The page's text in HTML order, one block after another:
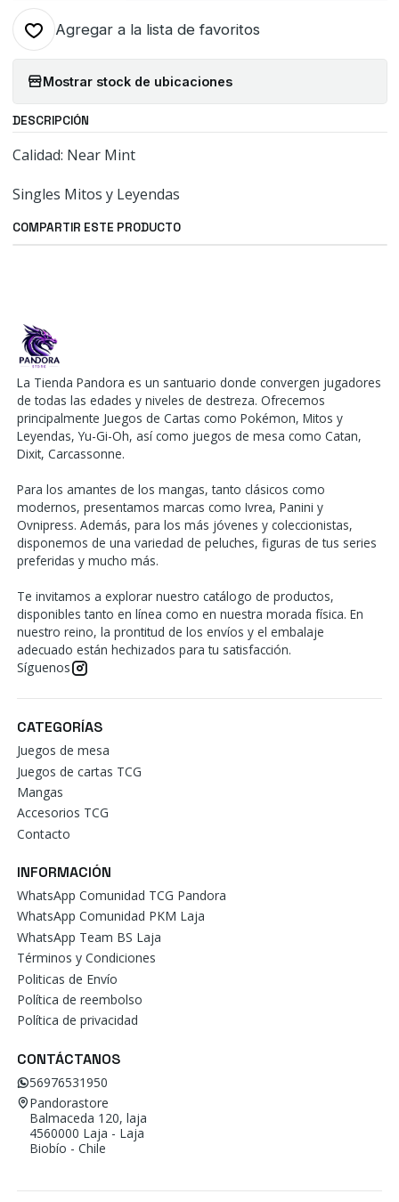
Agregar a la lista de favoritos
Mostrar stock de ubicaciones
DESCRIPCIÓN
Calidad: Near Mint
Singles Mitos y Leyendas
COMPARTIR ESTE PRODUCTO
La Tienda Pandora es un santuario donde convergen jugadores
de todas las edades y niveles de destreza. Ofrecemos
principalmente Juegos de Cartas como Pokémon, Mitos y
Leyendas, Yu-Gi-Oh, así como juegos de mesa como Catan,
Dixit, Carcassonne.
Para los amantes de los mangas, tanto clásicos como
modernos, presentamos marcas como Ivrea, Panini y
Ovnipress. Además, para los más jóvenes y coleccionistas,
disponemos de una variedad de peluches, figuras de tus series
preferidas y mucho más.
Te invitamos a explorar nuestro catálogo de productos,
disponibles tanto en línea como en nuestra morada física. En
nuestro reino, la prontitud de los envíos y el embalaje
adecuado están hechizados para tu satisfacción.
Síguenos
CATEGORÍAS
Juegos de mesa
Juegos de cartas TCG
Mangas
Accesorios TCG
Contacto
INFORMACIÓN
WhatsApp Comunidad TCG Pandora
WhatsApp Comunidad PKM Laja
WhatsApp Team BS Laja
Términos y Condiciones
Politicas de Envío
Política de reembolso
Política de privacidad
CONTÁCTANOS
56976531950
Pandorastore
Balmaceda 120, laja
4560000 Laja - Laja
Biobío - Chile